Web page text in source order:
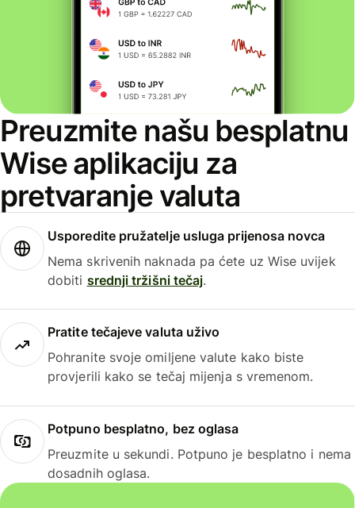
Preuzmite našu besplatnu
Wise aplikaciju za
pretvaranje valuta
Usporedite pružatelje usluga prijenosa novca
Nema skrivenih naknada pa ćete uz Wise uvijek
dobiti srednji tržišni tečaj.
Pratite tečajeve valuta uživo
Pohranite svoje omiljene valute kako biste
provjerili kako se tečaj mijenja s vremenom.
Potpuno besplatno, bez oglasa
Preuzmite u sekundi. Potpuno je besplatno i nema
dosadnih oglasa.